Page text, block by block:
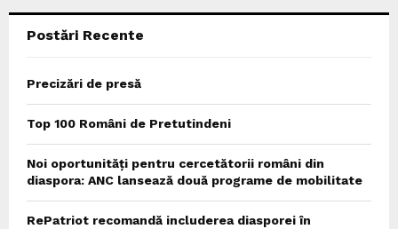
Postări Recente
Precizări de presă
Top 100 Români de Pretutindeni
Noi oportunități pentru cercetătorii români din
diaspora: ANC lansează două programe de mobilitate
RePatriot recomandă includerea diasporei în